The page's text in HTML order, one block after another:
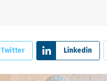
Twitter Linkedin